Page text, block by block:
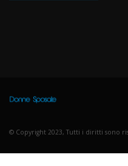
© Copyright 2023, Tutti i diritti sono